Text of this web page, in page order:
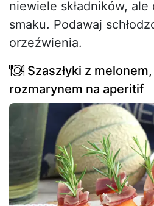
niewiele składników,
smaku. Podawaj
orzeźwienia.
Szaszłyki z
rozmarynem na aperitif